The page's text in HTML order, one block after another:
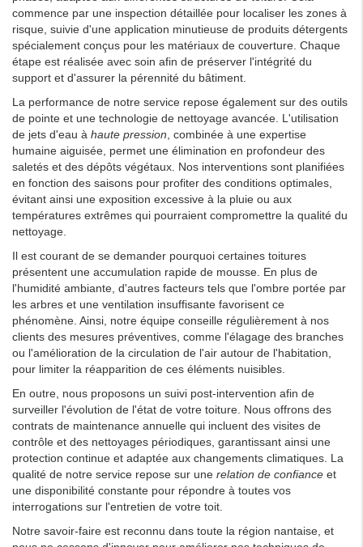
commence par une inspection détaillée pour localiser les zones à
risque, suivie d'une application minutieuse de produits détergents
spécialement conçus pour les matériaux de couverture. Chaque
étape est réalisée avec soin afin de préserver l'intégrité du
support et d'assurer la pérennité du bâtiment.
La performance de notre service repose également sur des outils
de pointe et une technologie de nettoyage avancée. L'utilisation
de jets d'eau à haute pression , combinée à une expertise
humaine aiguisée, permet une élimination en profondeur des
saletés et des dépôts végétaux. Nos interventions sont planifiées
en fonction des saisons pour profiter des conditions optimales,
évitant ainsi une exposition excessive à la pluie ou aux
températures extrêmes qui pourraient compromettre la qualité du
nettoyage.
Il est courant de se demander pourquoi certaines toitures
présentent une accumulation rapide de mousse. En plus de
l'humidité ambiante, d'autres facteurs tels que l'ombre portée par
les arbres et une ventilation insuffisante favorisent ce
phénomène. Ainsi, notre équipe conseille régulièrement à nos
clients des mesures préventives, comme l'élagage des branches
ou l'amélioration de la circulation de l'air autour de l'habitation,
pour limiter la réapparition de ces éléments nuisibles.
En outre, nous proposons un suivi post-intervention afin de
surveiller l'évolution de l'état de votre toiture. Nous offrons des
contrats de maintenance annuelle qui incluent des visites de
contrôle et des nettoyages périodiques, garantissant ainsi une
protection continue et adaptée aux changements climatiques. La
qualité de notre service repose sur une relation de confiance et
une disponibilité constante pour répondre à toutes vos
interrogations sur l'entretien de votre toit.
Notre savoir-faire est reconnu dans toute la région nantaise, et